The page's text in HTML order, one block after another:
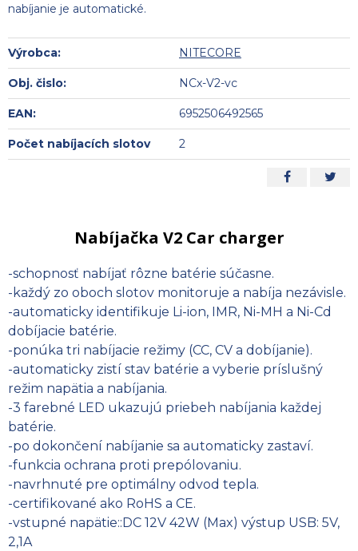
nabíjanie je automatické.
Výrobca: NITECORE
Obj. čislo: NCx-V2-vc
EAN: 6952506492565
Počet nabíjacích slotov 2
Nabíjačka V2 Car charger
-schopnosť nabíjať rôzne batérie súčasne.
-každý zo oboch slotov monitoruje a nabíja nezávisle.
-automaticky identifikuje Li-ion, IMR, Ni-MH a Ni-Cd
dobíjacie batérie.
-ponúka tri nabíjacie režimy (CC, CV a dobíjanie).
-automaticky zistí stav batérie a vyberie príslušný
režim napätia a nabíjania.
-3 farebné LED ukazujú priebeh nabíjania každej
batérie.
-po dokončení nabíjanie sa automaticky zastaví.
-funkcia ochrana proti prepólovaniu.
-navrhnuté pre optimálny odvod tepla.
-certifikované ako RoHS a CE.
-vstupné napätie::DC 12V 42W (Max) výstup USB: 5V,
2,1A